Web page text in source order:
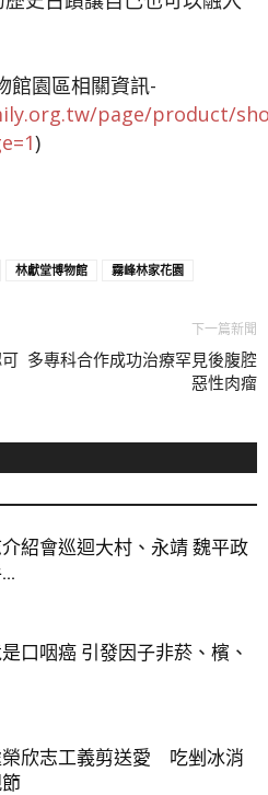
館園區相關資訊-
page/product/
)
林獻堂博物館 霧峰林家花園
下一篇新聞
多專科合作成功治療罕見後腹腔
惡性肉瘤
紹會巡迴大村、永靖 魏平政
口咽癌 引發因子非菸、檳、
榮欣志工義剪送愛 吃剉冰消